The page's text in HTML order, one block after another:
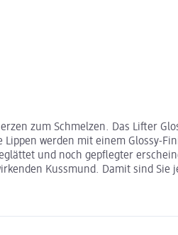
zum Schmelzen. Das Lifter
werden mit einem
und noch gepflegter
Kussmund. Damit sind Sie